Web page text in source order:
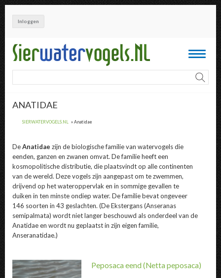
Overslaan
en
naar
de
inhoud
gaan
Inloggen
Toggle
ANATIDAE
SIERWATERVOGELS.NL Anatidae
DeAnatidae zijn de biologische familie van watervogels die
eenden, ganzen en zwanen omvat. De familie heeft een
kosmopolitische distributie, die plaatsvindt op alle continenten
van de wereld. Deze vogels zijn aangepast om te zwemmen,
drijvend op het wateroppervlak en in sommige gevallen te
duiken in ten minste ondiep water. De familie bevat ongeveer
146 soorten in 43 geslachten. (De Ekstergans(Anseranas
semipalmata) wordt niet langer beschouwd als onderdeel van de
Anatidae en wordt nu geplaatst in zijn eigen familie,
Anseranatidae.)
Peposaca eend (Netta peposaca)